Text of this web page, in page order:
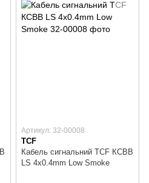
Артикул: 32-00008
TCF
Кабель сигнальний TCF КСВВ
LS 4x0.4mm Low Smoke